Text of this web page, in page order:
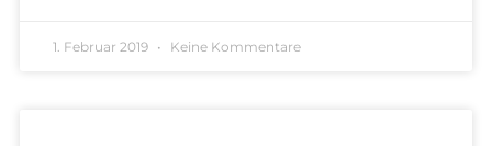
1. Februar 2019 Keine Kommentare